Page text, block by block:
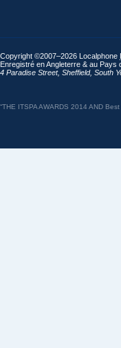
Copyright ©2007–2026 Localphone
Enregistré en Angleterre & au Pays
4 Paradise Street, Sheffield, South
“THE ITSPA AWARDS 2014 AND